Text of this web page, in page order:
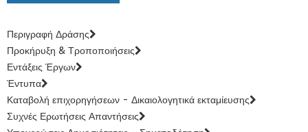
Περιγραφή Δράσης
Προκήρυξη & Τροποποιήσεις
Εντάξεις Έργων
Έντυπα
Καταβολή επιχορηγήσεων - Δικαιολογητικά εκταμίευσης
Συχνές Ερωτήσεις Απαντήσεις